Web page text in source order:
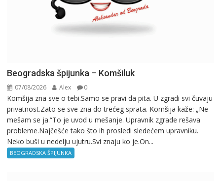
Beogradska špijunka – Komšiluk
07/08/2026 Alex 0
Komšija zna sve o tebi.Samo se pravi da pita. U zgradi svi čuvaju
privatnost.Zato se sve zna do trećeg sprata. Komšija kaže: „Ne
mešam se ja.“To je uvod u mešanje. Upravnik zgrade rešava
probleme.Najčešće tako što ih prosledi sledećem upravniku.
Neko buši u nedelju ujutru.Svi znaju ko je.On...
BEOGRADSKA ŠPIJUNKA